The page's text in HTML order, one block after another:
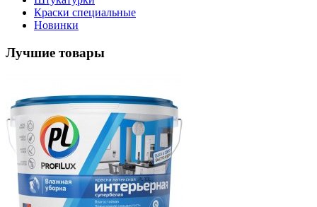
Краски специальные
Новинки
Лучшие товары